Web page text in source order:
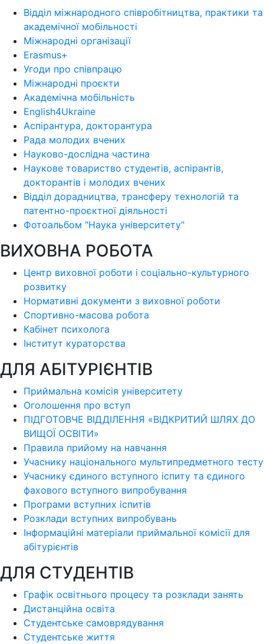
Відділ міжнародного співробітництва, практики та
академічної мобільності
Міжнародні організації
Erasmus+
Угоди про співпрацю
Міжнародні проєкти
Академічна мобільність
English4Ukraine
Аспірантура, докторантура
Рада молодих вчених
Науково-дослідна частина
Наукове товариство студентів, аспірантів,
докторантів і молодих вчених
Відділ дорадництва, трансферу технологій та
патентно-проєктної діяльності
Фотоальбом "Наука університету"
ВИХОВНА РОБОТА
Центр виховної роботи і соціально-культурного
розвитку
Нормативні документи з виховної роботи
Спортивно-масова робота
Кабінет психолога
Інститут кураторства
ДЛЯ АБІТУРІЄНТІВ
Приймальна комісія університету
Оголошення про вступ
ПІДГОТОВЧЕ ВІДДІЛЕННЯ «ВІДКРИТИЙ ШЛЯХ ДО
ВИЩОЇ ОСВІТИ»
Правила прийому на навчання
Учаснику національного мультипредметного тесту
Учаснику єдиного вступного іспиту та єдиного
фахового вступного випробування
Програми вступних іспитів
Розклади вступних випробувань
Інформаційні матеріали приймальної комісії для
абітурієнтів
ДЛЯ СТУДЕНТІВ
Графік освітнього процесу та розклади занять
Дистанційна освіта
Студентське самоврядування
Студентське життя